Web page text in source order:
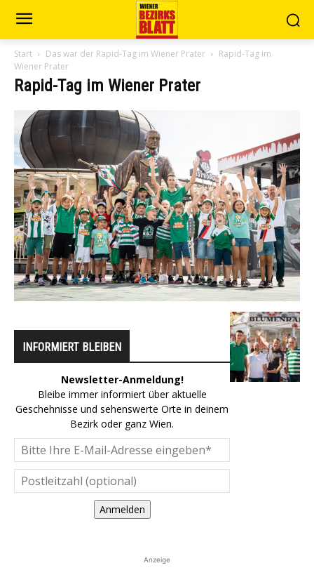
Start Das war der Rapid-Tag im Wiener Prater
Rapid-Tag im
Wiener Prater
Rapid-Tag im Wiener Prater
INFORMIERT BLEIBEN
Newsletter-Anmeldung!
Bleibe immer informiert über aktuelle
Geschehnisse und sehenswerte Orte in deinem
Bezirk oder ganz Wien.
Anmelden
Anzeige